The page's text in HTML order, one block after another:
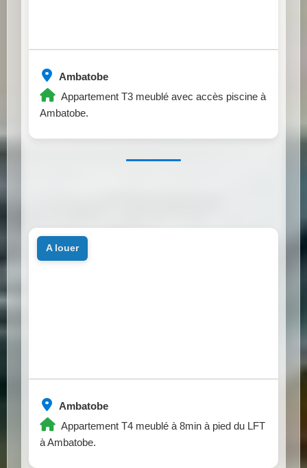
Ambatobe
Appartement T3 meublé avec accès piscine à
Ambatobe.
Ambatobe
Appartement T4 meublé à 8min à pied du LFT
à Ambatobe.
a louer